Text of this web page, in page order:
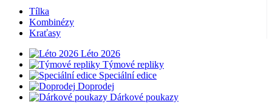
Tílka
Kombinézy
Kraťasy
Léto 2026
Týmové repliky
Speciální edice
Doprodej
Dárkové poukazy